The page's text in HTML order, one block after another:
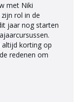
met Niki
rol in de
jaar nog starten
altijd korting op
redenen om